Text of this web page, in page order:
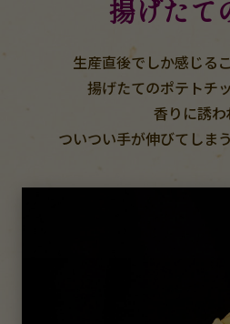
揚げたて
生産直後でしか感じる
揚げたてのポテトチ
香りに誘わ
ついつい手が伸びてしま